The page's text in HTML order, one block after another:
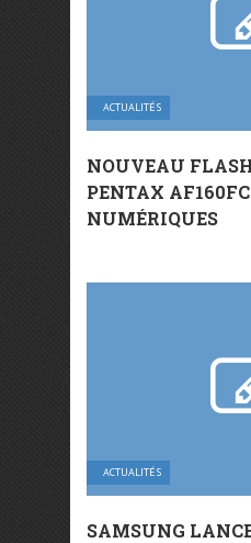
ACTUALITÉS
NOUVEAU
PENTAX
NUMÉRIQUES
ACTUALITÉS
SAMSUNG